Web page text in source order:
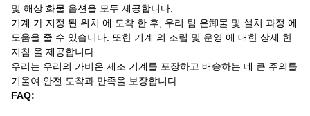
및 해상 화물 옵션을 모두 제공합니다.
기계 가 지정 된 위치 에 도착 한 후, 우리 팀 은卸물 및 설치 과정 에
도움을 줄 수 있습니다. 또한 기계 의 조립 및 운영 에 대한 상세 한
지침 을 제공합니다.
우리는 우리의 가비온 제조 기계를 포장하고 배송하는 데 큰 주의를
기울여 안전 도착과 만족을 보장합니다.
FAQ: